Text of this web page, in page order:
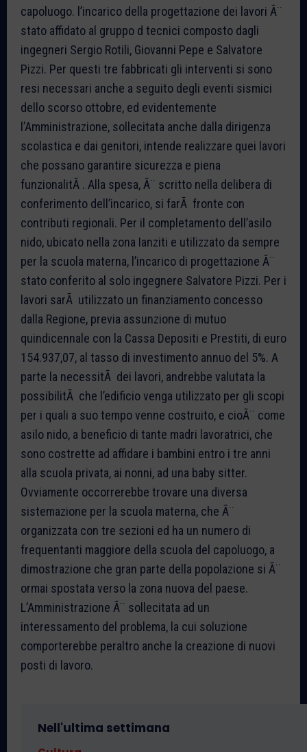
capoluogo. l’incarico della progettazione dei lavori Ã¨
stato affidato al gruppo d tecnici composto dagli
ingegneri Sergio Rotili, Giovanni Pepe e Salvatore
Pizzi. Per questi tre fabbricati gli interventi si sono
resi necessari anche a seguito degli eventi sismici
dello scorso ottobre, ed evidentemente
l’Amministrazione, sollecitata anche dalla dirigenza
scolastica e dai genitori, intende realizzare quei lavori
che possano garantire sicurezza e piena
funzionalitÃ . Alla spesa, Ã¨ scritto nella delibera di
conferimento dell’incarico, si farÃ fronte con
contributi regionali. Per il completamento dell’asilo
nido, ubicato nella zona Ianziti e utilizzato da sempre
per la scuola materna, l’incarico di progettazione Ã¨
stato conferito al solo ingegnere Salvatore Pizzi. Per i
lavori sarÃ utilizzato un finanziamento concesso
dalla Regione, previa assunzione di mutuo
quindicennale con la Cassa Depositi e Prestiti, di euro
154.937,07, al tasso di investimento annuo del 5%. A
parte la necessitÃ dei lavori, andrebbe valutata la
possibilitÃ che l’edificio venga utilizzato per gli scopi
per i quali a suo tempo venne costruito, e cioÃ¨ come
asilo nido, a beneficio di tante madri lavoratrici, che
sono costrette ad affidare i bambini entro i tre anni
alla scuola privata, ai nonni, ad una baby sitter.
Ovviamente occorrerebbe trovare una diversa
sistemazione per la scuola materna, che Ã¨
organizzata con tre sezioni ed ha un numero di
frequentanti maggiore della scuola del capoluogo, a
dimostrazione che gran parte della popolazione si Ã¨
ormai spostata verso la zona nuova del paese.
L’Amministrazione Ã¨ sollecitata ad un
interessamento del problema, la cui soluzione
comporterebbe peraltro anche la creazione di nuovi
posti di lavoro.
Nell'ultima settimana